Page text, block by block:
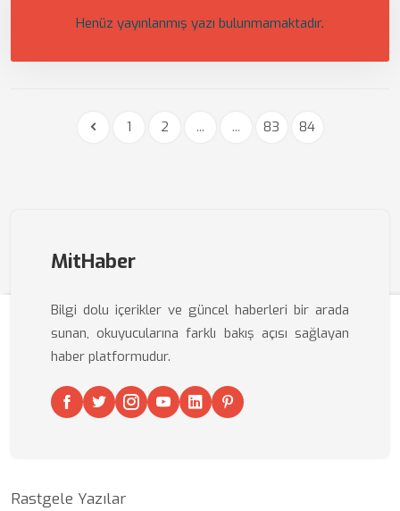
Henüz yayınlanmış yazı bulunmamaktadır.
1 2 ... ... 83 84
MitHaber
Bilgi dolu içerikler ve güncel haberleri bir arada
sunan, okuyucularına farklı bakış açısı sağlayan
haber platformudur.
Rastgele Yazılar